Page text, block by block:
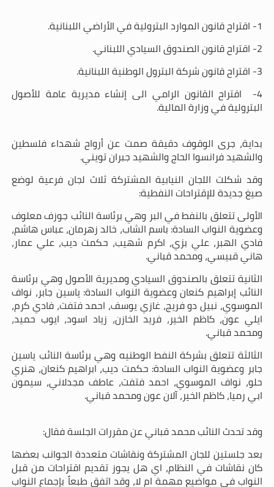
1- اقتراح قانون الموارد البترولية في الأراضي اللبنانية
.
2- اقتراح قانون الصندوق السيادي اللبناني
.
3- اقتراح قانون شركة البترول الوطنية اللبنانية
.
4- اقتراح القانون الرامي الى إنشاء مديرية عامة للأصول
البترولية في وزارة المالية.
بداية، جرى الوقوف دقيقة صمت عن أرواح شهداء فلسطين
والشهيد فرانسوا الحاج والشهيد جبران تويني.
وقد شكلت اللجان النيابية المشتركة ثلاث لجان فرعية لوضع
صيغ جديدة للإقتراحات النفطية:
الأولى تتعلق بالنفط في البر وهي برئاسة النائب جوزف معلوف
وعضوية النواب السادة: باسم الشاب، خالد زهرمان، عباس هاشم،
فادي الهبر، علي بزي، اكرم شهيب، حكمت ديب، علي عمار،
هاني قبيسي، ومحمد قباني.
الثانية تتعلق بالصندوق السيادي ومديرية الأصول وهي برئاسة
النائب إبراهيم كنعان وعضوية النواب السادة: ياسين جابر، نواف
الموسوي، نبيل دو فريج، غازي يوسف، احمد فتفت، فادي كرم،
ايلي عون، كاظم الخير، فريد الخازن، زياد اسود، ايوب حميد،
ومحمد قباني.
الثالثة تتعلق بشركة النفط الوطنيه وهي برئاسة النائب ياسين
جابر وعضوية النواب السادة: حكمت ديب، ابراهيم كنعان، هنري
حلو، نواف الموسوي، احمد فتفت، عاطف مجدلاني، سيمون
ابي رميا، كاظم الخير، آلان عون ومحمد قباني.
وقد تحدث النائب محمد قباني عن مقررات الجلسة فقال:
بعد جلستين للجان المشتركة ونقاشات متعددة الجوانب بعضها
كان نقاشات في النظام، اي هل يجوز تقديم اقتراحات من قبل
النواب في مواضيع مهمة ام لا، وقد اتفق طبعاً بإجماع النواب